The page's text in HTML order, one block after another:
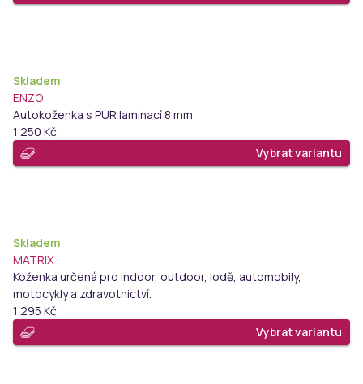
Skladem
ENZO
Autokoženka s PUR laminací 8 mm
1 250 Kč
Vybrat variantu
Skladem
MATRIX
Koženka určená pro indoor, outdoor, lodě, automobily,
motocykly a zdravotnictví.
1 295 Kč
Vybrat variantu